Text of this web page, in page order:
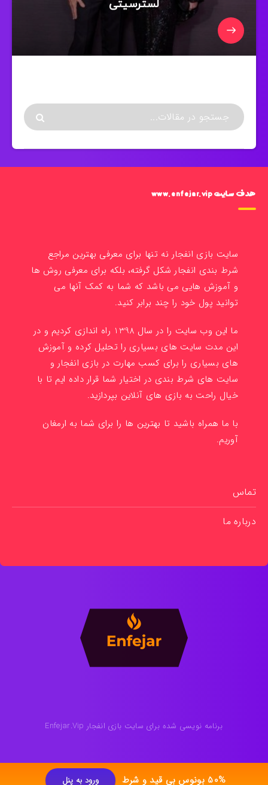
لسترسیتی
هدف سایت www.enfejar.vip
سایت بازی انفجار نه تنها برای معرفی بهترین مراجع
شرط بندی انفجار شکل گرفته، بلکه برای معرفی روش ها
و آموزش هایی می باشد که شما به کمک آنها می
توانید پول خود را چند برابر کنید.
ما این وب سایت را در سال 1398 راه اندازی کردیم و در
این مدت سایت های بسیاری را تحلیل کرده و آموزش
های بسیاری را برای کسب مهارت در بازی انفجار و
سایت های شرط بندی در اختیار شما قرار داده ایم تا با
خیال راحت به بازی های آنلاین بپردازید.
با ما همراه باشید تا بهترین ها را برای شما به ارمغان
آوریم.
تماس
درباره ما
برنامه نویسی شده برای سایت بازی انفجار Enfejar.Vip
50% بونوس بی قید و شرط ورود به پنل